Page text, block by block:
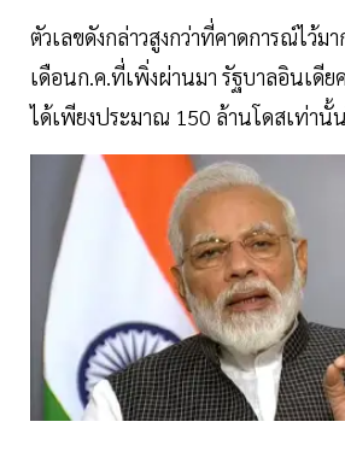
ตัวเลขดังกล่าวสูงกว่าที่คาดการณ์ไว้ม
เดือนก.ค.ที่เพิ่งผ่านมา รัฐบาลอินเดีย
ได้เพียงประมาณ 150 ล้านโดสเท่านั้